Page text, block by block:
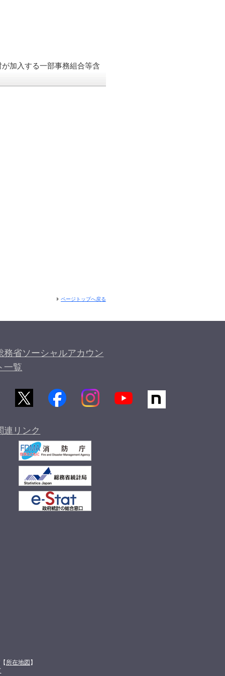
加入する一部事務組合等含
ページトップへ戻る
務省ソーシャルアカウン
一覧
連リンク
所在地図 】